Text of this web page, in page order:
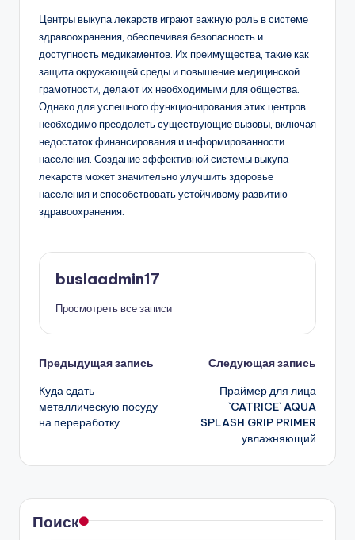
Центры выкупа лекарств играют важную роль в системе
здравоохранения, обеспечивая безопасность и
доступность медикаментов. Их преимущества, такие как
защита окружающей среды и повышение медицинской
грамотности, делают их необходимыми для общества.
Однако для успешного функционирования этих центров
необходимо преодолеть существующие вызовы, включая
недостаток финансирования и информированности
населения. Создание эффективной системы выкупа
лекарств может значительно улучшить здоровье
населения и способствовать устойчивому развитию
здравоохранения.
buslaadmin17
Просмотреть все записи
Навигация
записи
Предыдущая запись
Куда сдать
металлическую посуду
на переработку
Следующая запись
Праймер для лица
`CATRICE` AQUA
SPLASH GRIP PRIMER
увлажняющий
Поиск